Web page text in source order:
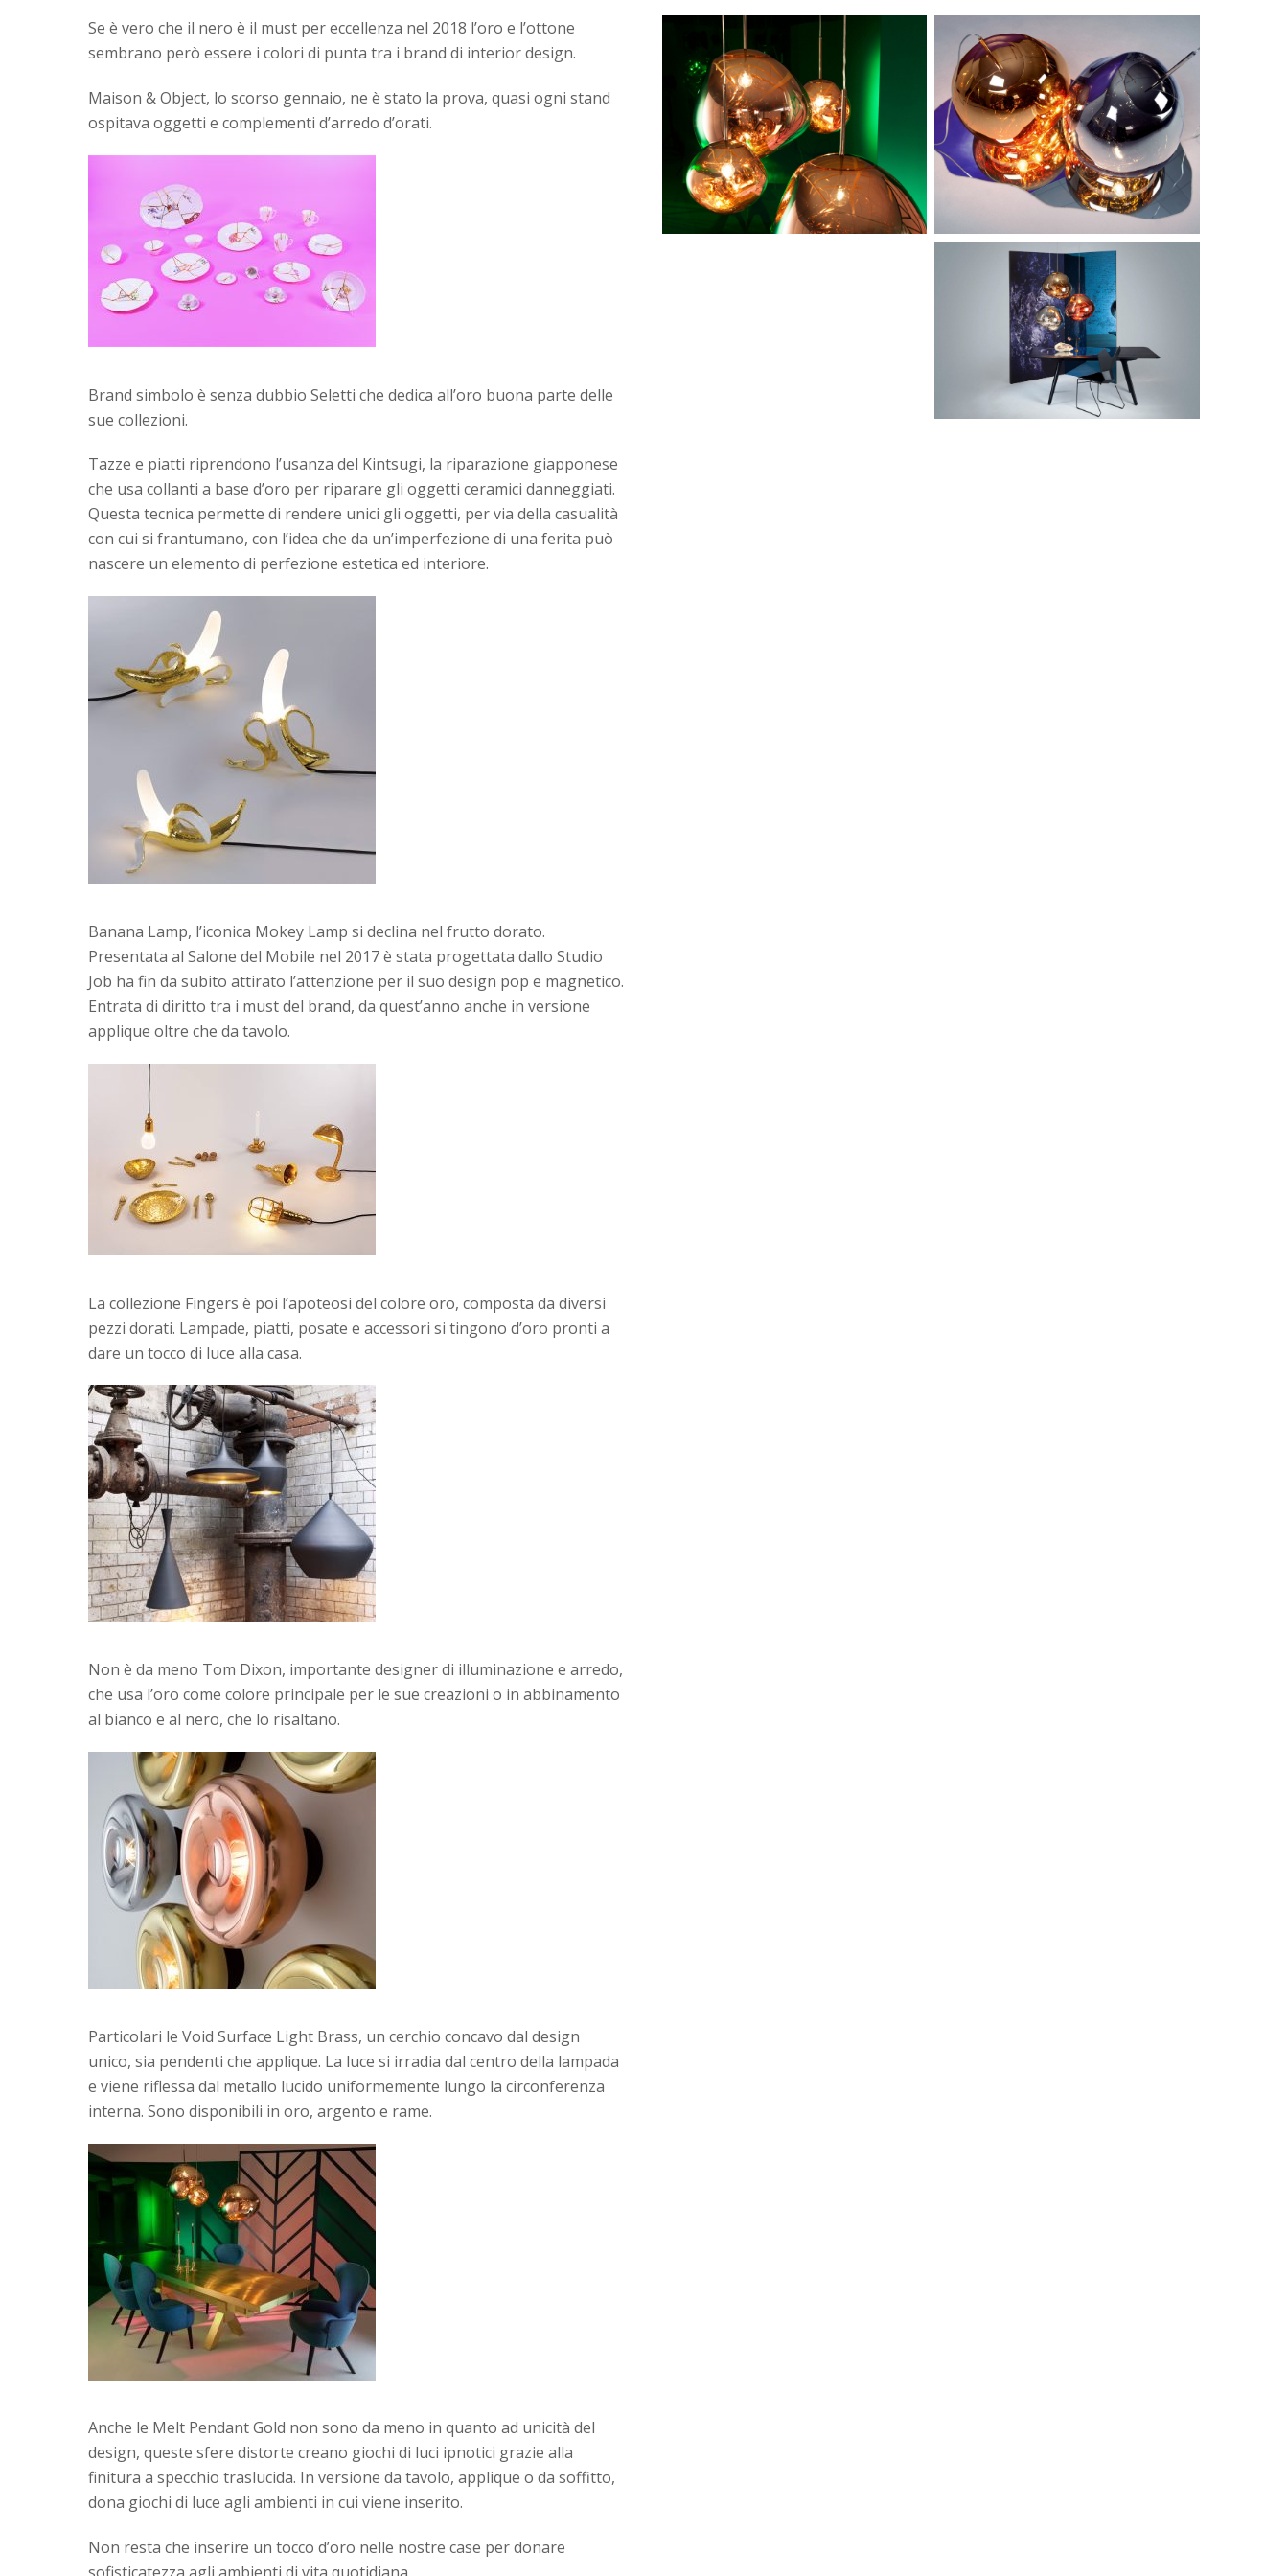
Se è vero che il nero è il must per eccellenza nel 2018 l’oro e l’ottone
sembrano però essere i colori di punta tra i brand di interior design.
Maison & Object, lo scorso gennaio, ne è stato la prova, quasi ogni stand
ospitava oggetti e complementi d’arredo d’orati.
Brand simbolo è senza dubbio Seletti che dedica all’oro buona parte delle
sue collezioni.
Tazze e piatti riprendono l’usanza del Kintsugi, la riparazione giapponese
che usa collanti a base d’oro per riparare gli oggetti ceramici danneggiati.
Questa tecnica permette di rendere unici gli oggetti, per via della casualità
con cui si frantumano, con l’idea che da un’imperfezione di una ferita può
nascere un elemento di perfezione estetica ed interiore.
Banana Lamp, l’iconica Mokey Lamp si declina nel frutto dorato.
Presentata al Salone del Mobile nel 2017 è stata progettata dallo Studio
Job ha fin da subito attirato l’attenzione per il suo design pop e magnetico.
Entrata di diritto tra i must del brand, da quest’anno anche in versione
applique oltre che da tavolo.
La collezione Fingers è poi l’apoteosi del colore oro, composta da diversi
pezzi dorati. Lampade, piatti, posate e accessori si tingono d’oro pronti a
dare un tocco di luce alla casa.
Non è da meno Tom Dixon, importante designer di illuminazione e arredo,
che usa l’oro come colore principale per le sue creazioni o in abbinamento
al bianco e al nero, che lo risaltano.
Particolari le Void Surface Light Brass, un cerchio concavo dal design
unico, sia pendenti che applique. La luce si irradia dal centro della lampada
e viene riflessa dal metallo lucido uniformemente lungo la circonferenza
interna. Sono disponibili in oro, argento e rame.
Anche le Melt Pendant Gold non sono da meno in quanto ad unicità del
design, queste sfere distorte creano giochi di luci ipnotici grazie alla
finitura a specchio traslucida. In versione da tavolo, applique o da soffitto,
dona giochi di luce agli ambienti in cui viene inserito.
Non resta che inserire un tocco d’oro nelle nostre case per donare